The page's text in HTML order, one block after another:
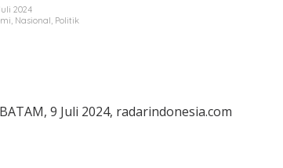
2024
, Nasional, Politik
BATAM, 9 Juli 2024, radarindonesia.com